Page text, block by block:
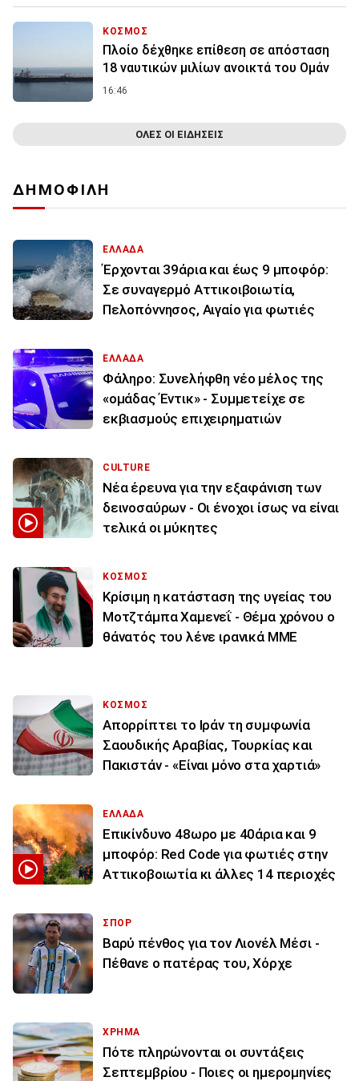
ΚΟΣΜΟΣ
Πλοίο δέχθηκε επίθεση σε απόσταση
18 ναυτικών μιλίων ανοικτά του Ομάν
16:46
ΟΛΕΣ ΟΙ ΕΙΔΗΣΕΙΣ
ΔΗΜΟΦΙΛΗ
ΕΛΛΑΔΑ
Έρχονται 39άρια και έως 9 μποφόρ:
Σε συναγερμό Αττικοιβοιωτία,
Πελοπόννησος, Αιγαίο για φωτιές
ΕΛΛΑΔΑ
Φάληρο: Συνελήφθη νέο μέλος της
«ομάδας Έντικ» - Συμμετείχε σε
εκβιασμούς επιχειρηματιών
CULTURE
Νέα έρευνα για την εξαφάνιση των
δεινοσαύρων - Οι ένοχοι ίσως να είναι
τελικά οι μύκητες
ΚΟΣΜΟΣ
Κρίσιμη η κατάσταση της υγείας του
Μοτζτάμπα Χαμενεΐ - Θέμα χρόνου ο
θάνατός του λένε ιρανικά ΜΜΕ
ΚΟΣΜΟΣ
Απορρίπτει το Ιράν τη συμφωνία
Σαουδικής Αραβίας, Τουρκίας και
Πακιστάν - «Είναι μόνο στα χαρτιά»
ΕΛΛΑΔΑ
Επικίνδυνο 48ωρο με 40άρια και 9
μποφόρ: Red Code για φωτιές στην
Αττικοβοιωτία κι άλλες 14 περιοχές
ΣΠΟΡ
Βαρύ πένθος για τον Λιονέλ Μέσι -
Πέθανε ο πατέρας του, Χόρχε
ΧΡΗΜΑ
Πότε πληρώνονται οι συντάξεις
Σεπτεμβρίου - Ποιες οι ημερομηνίες